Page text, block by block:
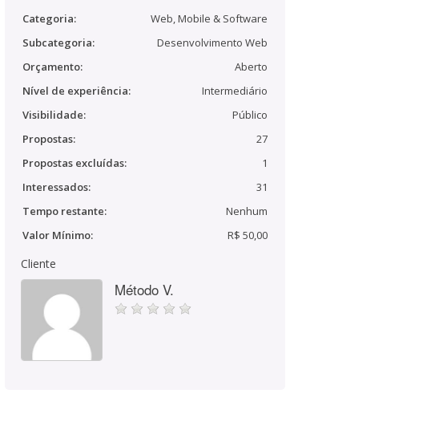
Categoria:
Web, Mobile & Software
Subcategoria:
Desenvolvimento Web
Orçamento:
Aberto
Nível de experiência:
Intermediário
Visibilidade:
Público
Propostas:
27
Propostas excluídas:
1
Interessados:
31
Tempo restante:
Nenhum
Valor Mínimo:
R$ 50,00
Cliente
Método V.